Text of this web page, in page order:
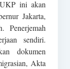
ini akan
Jakarta,
Penerjemah
sendiri.
dokumen
Akta